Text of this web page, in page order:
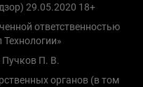
29.05.2020 18+
ответственностью
Пучков П. В.
органов (в том